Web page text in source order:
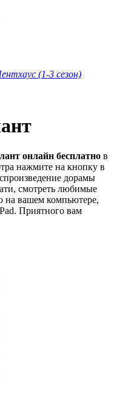
(1-3 сезон)
онлайн бесплатно в
нажмите на кнопку в
дорамы
смотреть любимые
на вашем компьютере,
Приятного вам